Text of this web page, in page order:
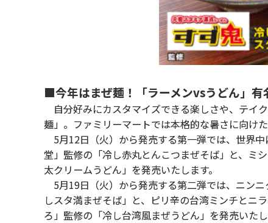
■今年はまぜ麺！「ラーメンvsうどん」有
自分好みにカスタマイズできる楽しさや、テイ
麺」。ファミリーマートでは本格的な暑さに向け
5月12日（火）から発売する第一弾では、世界
堂」監修の「冷し赤丸とんこつまぜそば」と、ミ
太クリームうどん」を発売いたします。
5月19日（火）から発売する第二弾では、ニン
しスタ満まぜそば」と、ピリ辛の台湾ミンチとニ
ろ」監修の「冷し台湾風まぜうどん」を発売いた